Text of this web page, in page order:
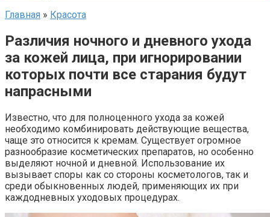
Главная » Красота
Различия ночного и дневного ухода
за кожей лица, при игнорировании
которых почти все старания будут
напрасными
Известно, что для полноценного ухода за кожей
необходимо комбинировать действующие вещества,
чаще это относится к кремам. Существует огромное
разнообразие косметических препаратов, но особенно
выделяют ночной и дневной. Использование их
вызывает споры как со стороны косметологов, так и
среди обыкновенных людей, применяющих их при
каждодневных уходовых процедурах.